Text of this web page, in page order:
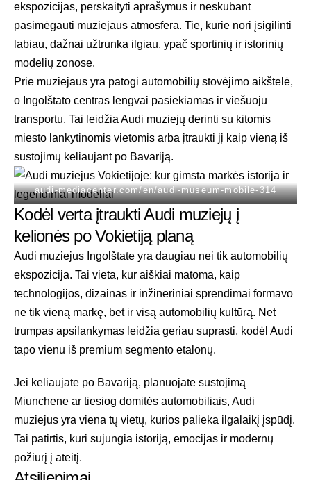
ekspozicijas, perskaityti aprašymus ir neskubant
pasimėgauti muziejaus atmosfera. Tie, kurie nori įsigilinti
labiau, dažnai užtrunka ilgiau, ypač sportinių ir istorinių
modelių zonose.
Prie muziejaus yra patogi automobilių stovėjimo aikštelė,
o Ingolštato centras lengvai pasiekiamas ir viešuoju
transportu. Tai leidžia Audi muziejų derinti su kitomis
miesto lankytinomis vietomis arba įtraukti jį kaip vieną iš
sustojimų keliaujant po Bavariją.
audi-mediacenter.com/en/audi-museum-mobile-314
Kodėl verta įtraukti Audi muziejų į
kelionės po Vokietiją planą
Audi muziejus Ingolštate yra daugiau nei tik automobilių
ekspozicija. Tai vieta, kur aiškiai matoma, kaip
technologijos, dizainas ir inžineriniai sprendimai formavo
ne tik vieną markę, bet ir visą automobilių kultūrą. Net
trumpas apsilankymas leidžia geriau suprasti, kodėl Audi
tapo vienu iš premium segmento etalonų.
Jei keliaujate po Bavariją, planuojate sustojimą
Miunchene ar tiesiog domitės automobiliais, Audi
muziejus yra viena tų vietų, kurios palieka ilgalaikį įspūdį.
Tai patirtis, kuri sujungia istoriją, emocijas ir modernų
požiūrį į ateitį.